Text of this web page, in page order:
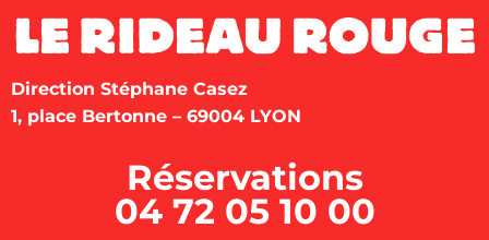
Direction Stéphane Casez
1, place Bertonne – 69004 LYON
Réservations
04 72 05 10 00